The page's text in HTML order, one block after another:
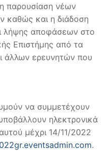
παρουσίαση νέων
καθώς και η διάδοση
λήψης αποφάσεων στο
Επιστήμης από τα
άλλων ερευνητών που
να συμμετέχουν
ηλεκτρονικά
μέχρι 14/11/2022
.